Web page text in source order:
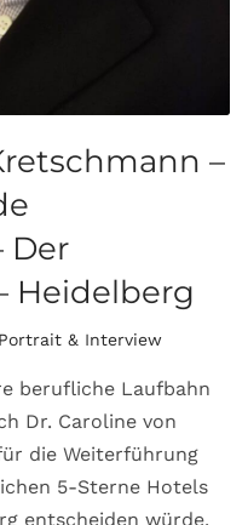
–
Der
Heidelberg
Portrait & Interview
berufliche Laufbahn
Dr. Caroline von
die Weiterführung
5-Sterne Hotels
entscheiden würde.